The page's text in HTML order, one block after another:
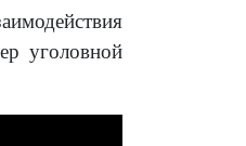
уголовной